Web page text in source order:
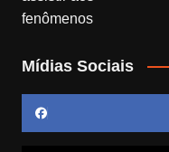
Mídias Sociais